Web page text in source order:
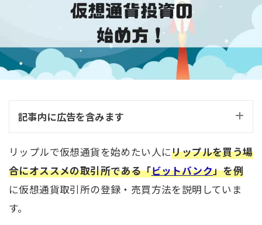
記事内に広告を含みます
リップルで仮想通貨を始めたい人にリップルを買う場
合にオススメの取引所である「ビットバンク」を例
に仮想通貨取引所の登録・売買方法を説明していま
す。